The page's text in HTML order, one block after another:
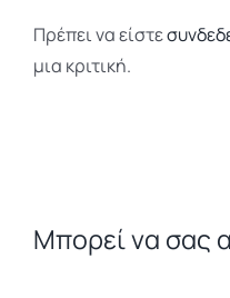
Πρέπει να είστε
μια κριτική.
Μπορεί να σας